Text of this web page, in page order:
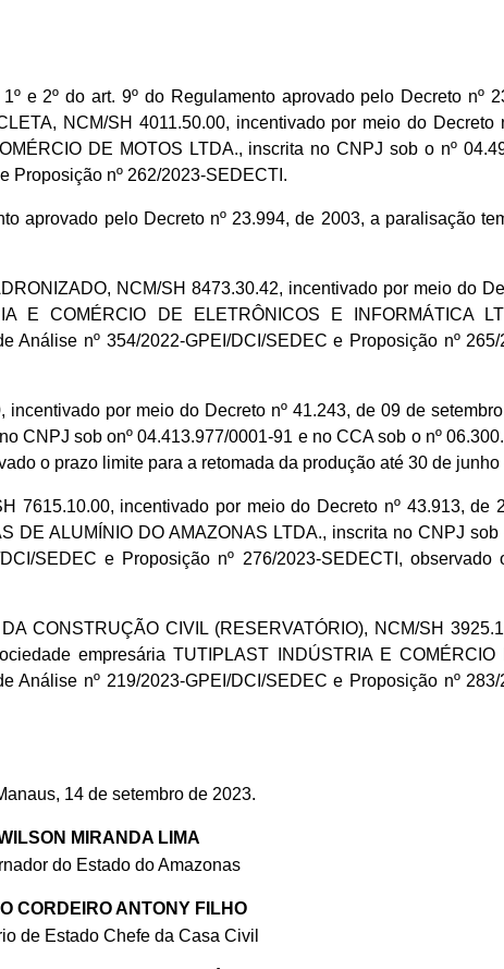
e 2º do art. 9º do Regulamento aprovado pelo Decreto nº
NCM/SH 4011.50.00, incentivado por meio do
DE MOTOS LTDA., inscrita no CNPJ sob o nº
Proposição nº 262/2023-SEDECTI.
aprovado pelo Decreto nº 23.994, de 2003, a paralisação
NCM/SH 8473.30.42, incentivado por meio do
E COMÉRCIO DE ELETRÔNICOS E INFORMÁTICA
Análise nº 354/2022-GPEI/DCI/SEDEC e Proposição nº
incentivado por meio do Decreto nº 41.243, de 09 de
CNPJ sob onº 04.413.977/0001-91 e no CCA sob o nº
o prazo limite para a retomada da produção até 30 de junho
7615.10.00, incentivado por meio do Decreto nº 43.913,
DE ALUMÍNIO DO AMAZONAS LTDA., inscrita no CNPJ
SEDEC e Proposição nº 276/2023-SEDECTI,
CONSTRUÇÃO CIVIL (RESERVATÓRIO), NCM/SH
empresária TUTIPLAST INDÚSTRIA E
Análise nº 219/2023-GPEI/DCI/SEDEC e Proposição nº
14 de setembro de 2023.
MIRANDA LIMA
do Estado do Amazonas
CORDEIRO ANTONY FILHO
de Estado Chefe da Casa Civil